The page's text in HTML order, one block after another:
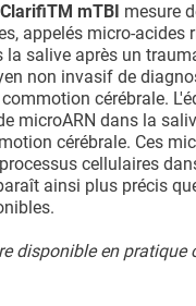
mTBI mesure
appelés micro-acides
la salive après un
non invasif de
cérébrale.
microARN dans la
cérébrale. Ces
cellulaires
ainsi plus précis
disponible en pratique